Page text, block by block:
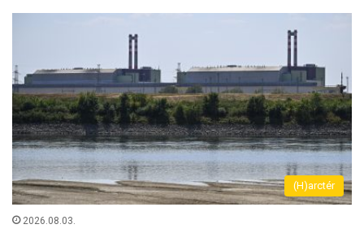
(H)arctér
2026.08.03.